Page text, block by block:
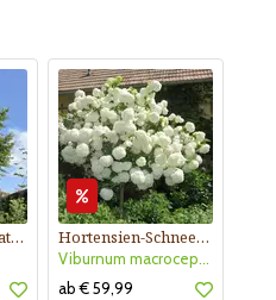
Ginkgo, Fächerblattbaum Hortensien-Schneeball
Viburnum macrocephalum 'Happy Fortuna'
ab € 59,99